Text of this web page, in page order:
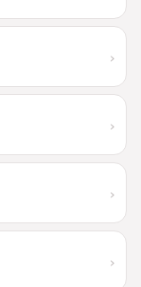
›
›
›
›